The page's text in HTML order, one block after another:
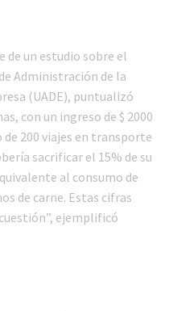
de un estudio sobre el
Administración de la
(UADE), puntualizó
con un ingreso de $ 2000
200 viajes en transporte
sacrificar el 15% de su
al consumo de
de carne. Estas cifras
ejemplificó